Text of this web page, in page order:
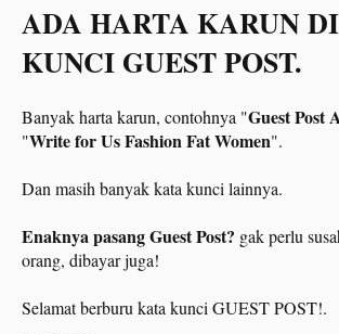
ADA HARTA KARUN
KUNCI GUEST POST.
Banyak harta karun, contohnya "Guest Post
"Write for Us Fashion Fat Women".
Dan masih banyak kata kunci lainnya.
Enaknya pasang Guest Post? gak perlu
orang, dibayar juga!
Selamat berburu kata kunci GUEST POST!.